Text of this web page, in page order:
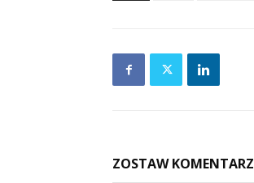
ZOSTAW KOMENTARZ